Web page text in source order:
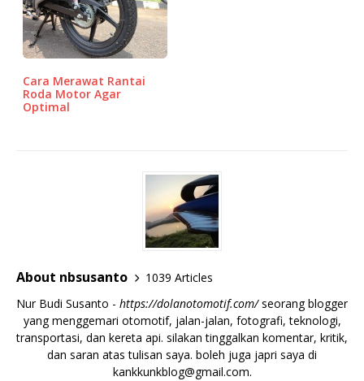
Cara Merawat Rantai
Roda Motor Agar
Optimal
About nbsusanto
1039 Articles
Nur Budi Susanto - https://dolanotomotif.com/seorang blogger
yang menggemari otomotif, jalan-jalan, fotografi, teknologi,
transportasi, dan kereta api. silakan tinggalkan komentar, kritik,
dan saran atas tulisan saya. boleh juga japri saya di
kankkunkblog@gmail.com.